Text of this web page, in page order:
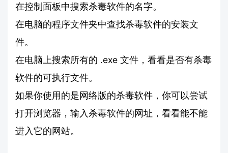
在控制面板中搜索杀毒软件的名字。
在电脑的程序文件夹中查找杀毒软件的安装文
件。
在电脑上搜索所有的 .exe 文件，看看是否有杀毒
软件的可执行文件。
如果你使用的是网络版的杀毒软件，你可以尝试
打开浏览器，输入杀毒软件的网址，看看能不能
进入它的网站。